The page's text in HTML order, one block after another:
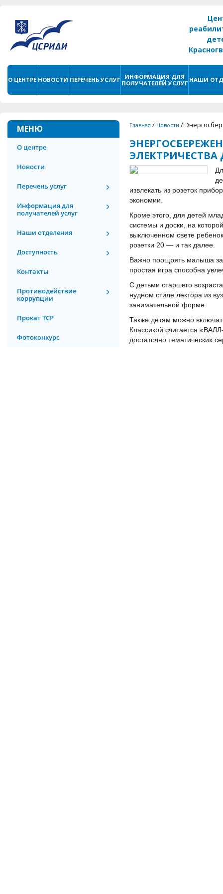
О ЦЕНТРЕ НОВОСТИ ПЕРЕЧЕНЬ УСЛУГ
ИНФОРМАЦИЯ ДЛЯ
ПОЛУЧАТЕЛЕЙ УСЛУГ НАШИ
МЕНЮ
О центре
Новости
Перечень услуг
Информация для
получателей услуг
Наши отделения
Доступность
Контакты
Противодействие
коррупции
Прокат ТСР
Фотоконкурс
Главная / Новости /
ЭЛЕКТРИЧЕСТВА
извлекать из розеток
экономии.
Кроме этого, для детей
системы и доски, на
выключенном свете
розетки 20 — и так далее.
Важно поощрять малыша за
простая игра способна
С детьми старшего
нудном стиле лектора из
занимательной форме.
Также детям можно
Классикой считается
достаточно тематических